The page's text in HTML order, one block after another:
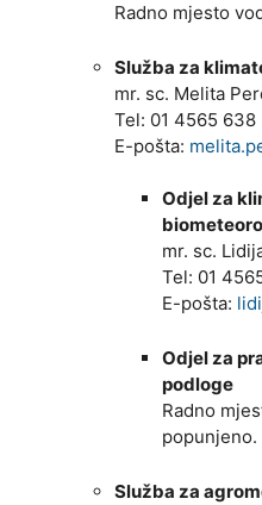
Radno mjesto
Služba za
mr. sc. Melita
Tel: 01 4565 638
E-pošta:
Odjel za
mr. sc.
Tel: 01
E-pošta:
Odjel za
podloge
Radno
popunjeno.
Služba za